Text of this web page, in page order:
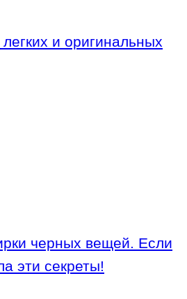
и оригинальных
черных вещей. Если
эти секреты!